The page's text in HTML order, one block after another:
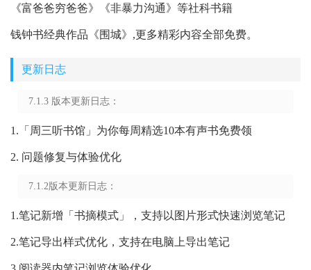
《富爸爸穷爸爸》《非暴力沟通》等社科书籍
钱钟书经典作品《围城》,更多精彩内容全部免费。
更新日志
7.1.3 版本更新日志：
1.「周三听书馆」为你每周精选10本有声书免费领
2. 问题修复与体验优化
7.1.2版本更新日志：
1.笔记新增「书摘模式」，支持以图片形式快速浏览笔记
2.笔记导出样式优化，支持在电脑上导出笔记